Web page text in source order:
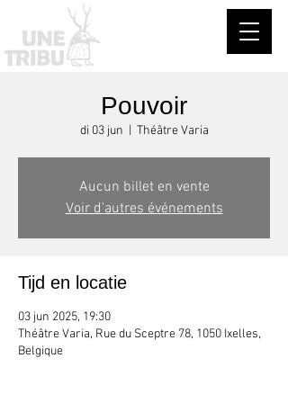
Pouvoir
di 03 jun Théâtre Varia
Aucun billet en vente
Voir d'autres événements
Tijd en locatie
03 jun 2025, 19:30
Théâtre Varia, Rue du Sceptre 78, 1050 Ixelles,
Belgique